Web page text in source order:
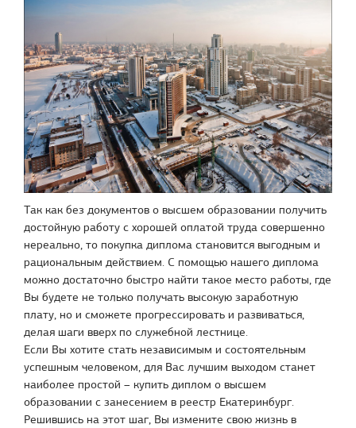
Так как без документов о высшем образовании получить
достойную работу с хорошей оплатой труда совершенно
нереально, то покупка диплома становится выгодным и
рациональным действием. С помощью нашего диплома
можно достаточно быстро найти такое место работы, где
Вы будете не только получать высокую заработную
плату, но и сможете прогрессировать и развиваться,
делая шаги вверх по служебной лестнице.
Если Вы хотите стать независимым и состоятельным
успешным человеком, для Вас лучшим выходом станет
наиболее простой – купить диплом о высшем
образовании с занесением в реестр Екатеринбург.
Решившись на этот шаг, Вы измените свою жизнь в